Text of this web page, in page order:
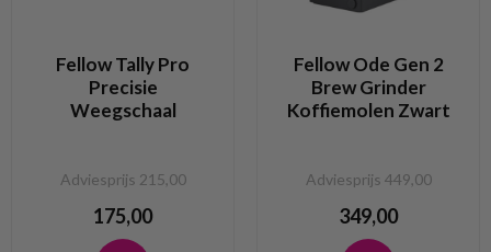
Fellow Tally Pro
Precisie
Weegschaal
Adviesprijs 215,00
175,00
Fellow Ode Gen 2
Brew Grinder
Koffiemolen Zwart
Adviesprijs 449,00
349,00